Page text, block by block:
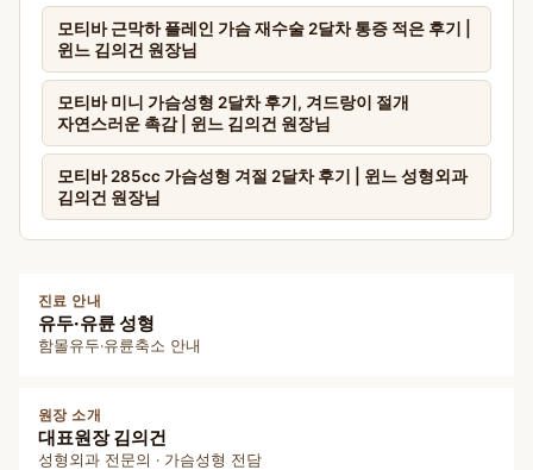
모티바 근막하 플레인 가슴 재수술 2달차 통증 적은 후기 |
윈느 김의건 원장님
모티바 미니 가슴성형 2달차 후기, 겨드랑이 절개
자연스러운 촉감 | 윈느 김의건 원장님
모티바 285cc 가슴성형 겨절 2달차 후기 | 윈느 성형외과
김의건 원장님
진료 안내
유두·유륜 성형
함몰유두·유륜축소 안내
원장 소개
대표원장 김의건
성형외과 전문의 · 가슴성형 전담